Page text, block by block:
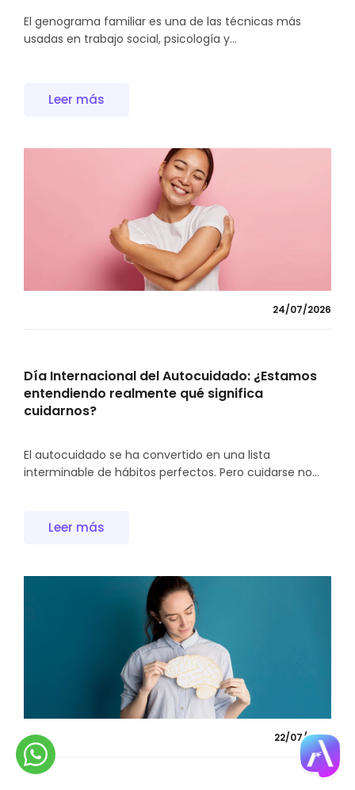
El genograma familiar es una de las técnicas más
usadas en trabajo social, psicología y...
Leer más
24/07/2026
Día Internacional del Autocuidado: ¿Estamos
entendiendo realmente qué significa
cuidarnos?
El autocuidado se ha convertido en una lista
interminable de hábitos perfectos. Pero cuidarse no...
Leer más
22/07/2026